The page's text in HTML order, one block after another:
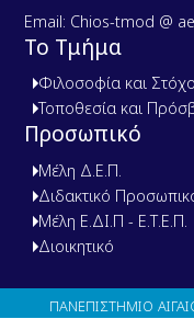
Email: Chios-tmod @
Το Τμήμα
Φιλοσοφία και
Τοποθεσία και
Προσωπικό
Μέλη Δ.Ε.Π.
Διδακτικό
Μέλη Ε.ΔΙ.Π - Ε.Τ.Ε.Π.
Διοικητικό
ΠΑΝΕΠΙΣΤΗΜΙΟ